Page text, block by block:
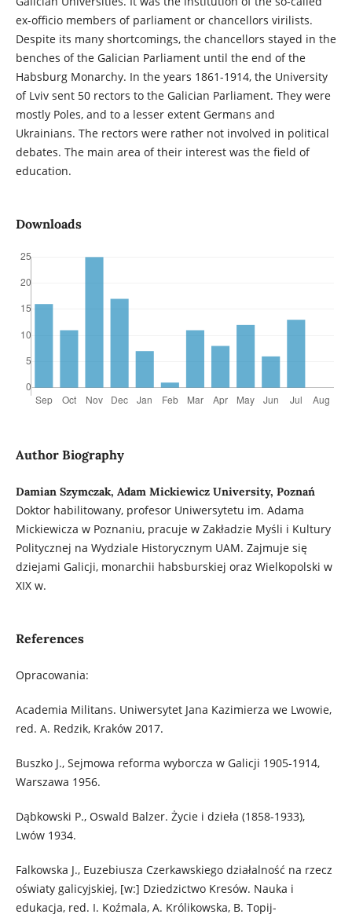
ex-officio members of parliament or chancellors virilists.
Despite its many shortcomings, the chancellors stayed in the
benches of the Galician Parliament until the end of the
Habsburg Monarchy. In the years 1861-1914, the University
of Lviv sent 50 rectors to the Galician Parliament. They were
mostly Poles, and to a lesser extent Germans and
Ukrainians. The rectors were rather not involved in political
debates. The main area of their interest was the field of
education.
Downloads
Author Biography
Damian Szymczak, Adam Mickiewicz University, Poznań
Doktor habilitowany, profesor Uniwersytetu im. Adama
Mickiewicza w Poznaniu, pracuje w Zakładzie Myśli i Kultury
Politycznej na Wydziale Historycznym UAM. Zajmuje się
dziejami Galicji, monarchii habsburskiej oraz Wielkopolski w
XIX w.
References
Opracowania:
Academia Militans. Uniwersytet Jana Kazimierza we Lwowie,
red. A. Redzik, Kraków 2017.
Buszko J., Sejmowa reforma wyborcza w Galicji 1905-1914,
Warszawa 1956.
Dąbkowski P., Oswald Balzer. Życie i dzieła (1858-1933),
Lwów 1934.
Falkowska J., Euzebiusza Czerkawskiego działalność na rzecz
oświaty galicyjskiej, [w:] Dziedzictwo Kresów. Nauka i
edukacja, red. I. Koźmala, A. Królikowska, B. Topij-